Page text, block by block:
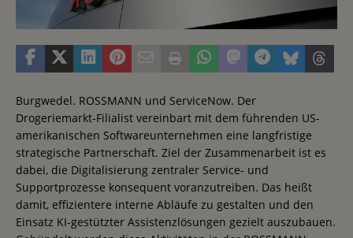
Burgwedel. ROSSMANN und ServiceNow. Der
Drogeriemarkt-Filialist vereinbart mit dem führenden US-
amerikanischen Softwareunternehmen eine langfristige
strategische Partnerschaft. Ziel der Zusammenarbeit ist es
dabei, die Digitalisierung zentraler Service- und
Supportprozesse konsequent voranzutreiben. Das heißt
damit, effizientere interne Abläufe zu gestalten und den
Einsatz KI-gestützter Assistenzlösungen gezielt auszubauen.